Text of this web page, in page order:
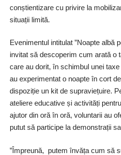
conștientizare cu privire la
situații limită.
Evenimentul intitulat ”Noapte albă
invitat să descoperim cum arată o
care au dorit, în schimbul unei
au experimentat o noapte în cort
dispoziție un kit de supraviețuire.
ateliere educative și activități
ajutor din oră în oră, voluntarii au
putut să participe la demonstrații
”Împreună, ­putem învăța cum să